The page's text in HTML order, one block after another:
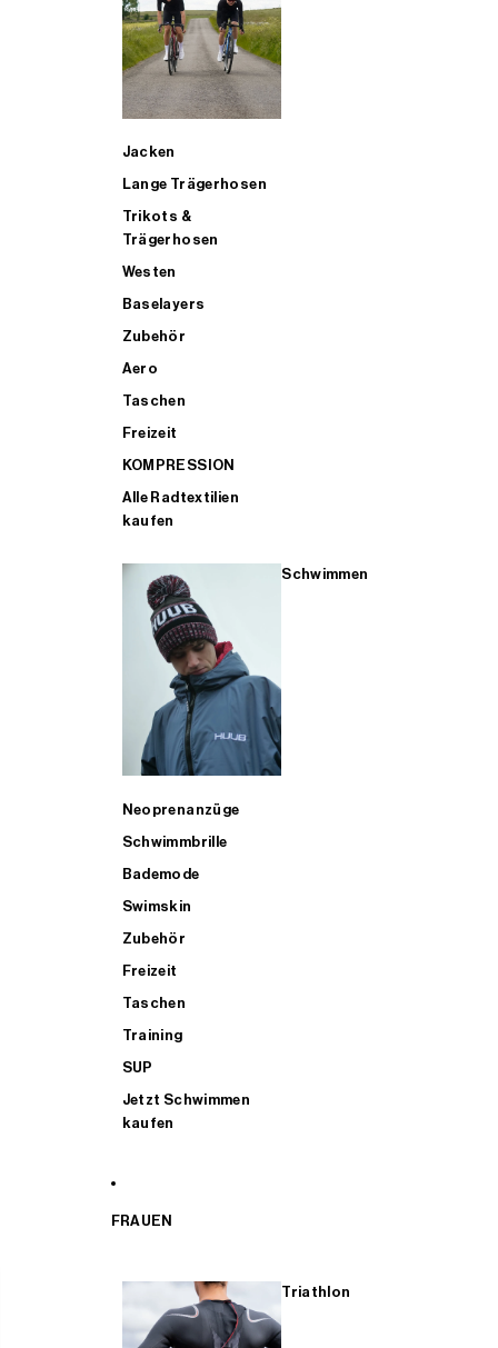
Jacken
Lange Trägerhosen
Trikots &
Trägerhosen
Westen
Baselayers
Zubehör
Aero
Taschen
Freizeit
KOMPRESSION
Alle Radtextilien
kaufen
Schwimmen
Neoprenanzüge
Schwimmbrille
Bademode
Swimskin
Zubehör
Freizeit
Taschen
Training
SUP
Jetzt Schwimmen
kaufen
FRAUEN
Triathlon
ALLE TRIATHLONARTIKEL FÜR MÄNNER KAUFEN